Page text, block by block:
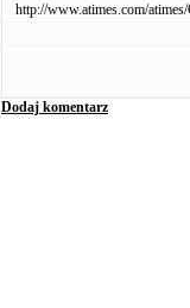
http://www.atimes.com/
Dodaj komentarz